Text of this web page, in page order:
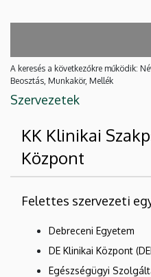
A keresés a következőkre működik:
Beosztás, Munkakör, Mellék
Szervezetek
KK Klinikai
Központ
Felettes szervezeti
Debreceni Egyetem
DE Klinikai Központ
Egészségügyi